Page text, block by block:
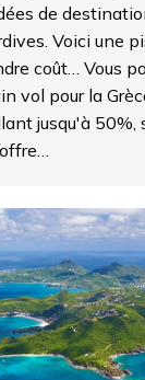
de
Voici une
coût… Vous
vol pour la
jusqu'à 50%,